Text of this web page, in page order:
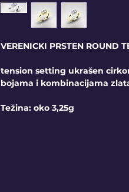
VERENICKI PRSTEN ROUND
tension setting ukrašen
bojama i kombinacijama
Težina: oko 3,25g